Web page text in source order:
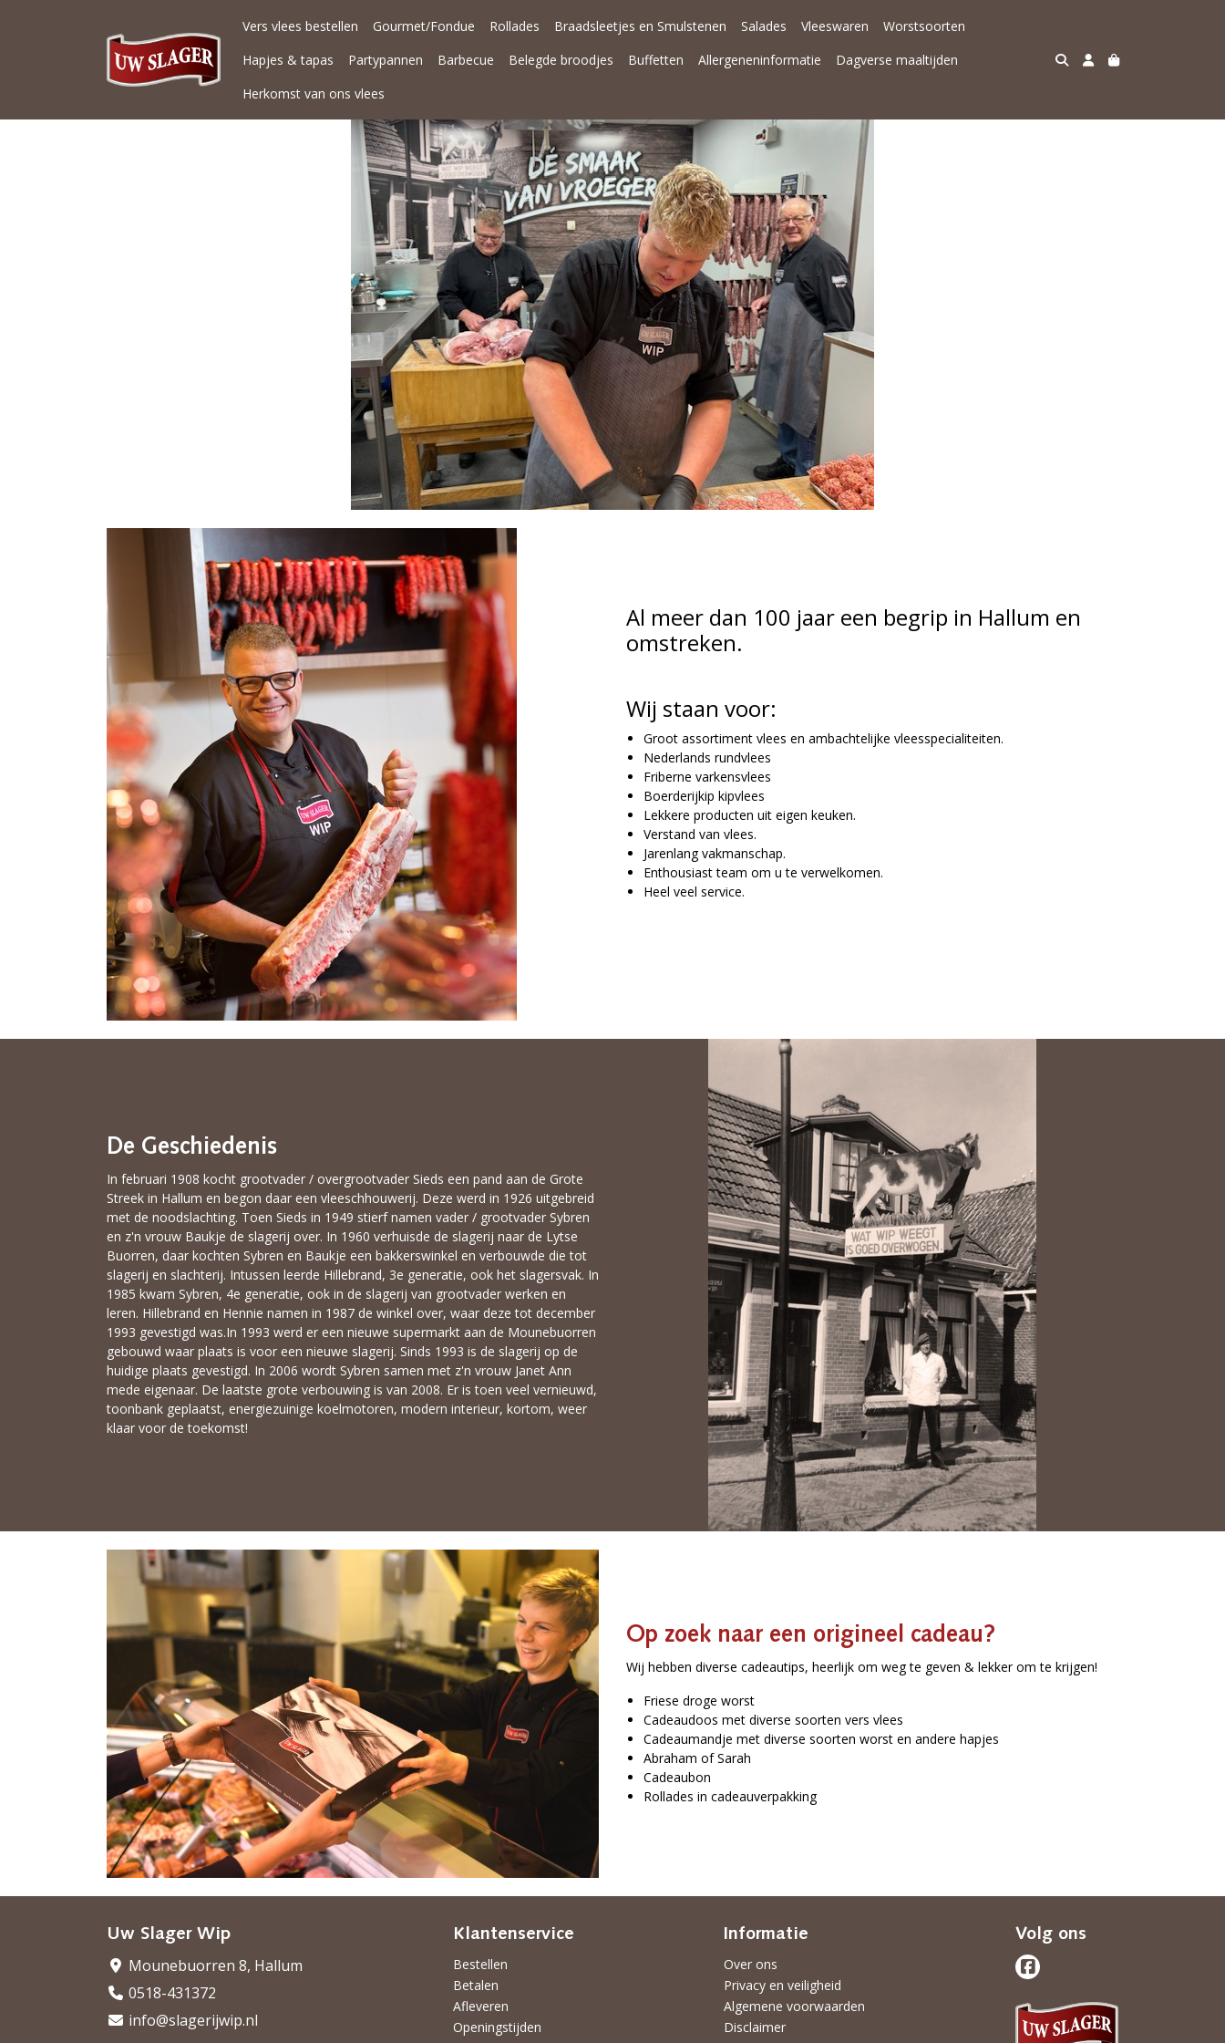
Vers vlees bestellen Gourmet/Fondue Rollades Braadsleetjes en Smulstenen Salades Vleeswaren
Worstsoorten
Hapjes & tapas
Partypannen Barbecue Belegde broodjes Buffetten Allergeneninformatie
Dagverse maaltijden
Herkomst van ons vlees
Al meer dan 100 jaar een begrip in Hallum en
omstreken.
Wij staan voor:
Groot assortiment vlees en ambachtelijke vleesspecialiteiten.
Nederlands rundvlees
Friberne varkensvlees
Boerderijkip kipvlees
Lekkere producten uit eigen keuken.
Verstand van vlees.
Jarenlang vakmanschap.
Enthousiast team om u te verwelkomen.
Heel veel service.
De Geschiedenis
In februari 1908 kocht grootvader / overgrootvader Sieds een pand aan de Grote
Streek in Hallum en begon daar een vleeschhouwerij. Deze werd in 1926 uitgebreid
met de noodslachting. Toen Sieds in 1949 stierf namen vader / grootvader Sybren
en z'n vrouw Baukje de slagerij over. In 1960 verhuisde de slagerij naar de Lytse
Buorren, daar kochten Sybren en Baukje een bakkerswinkel en verbouwde die tot
slagerij en slachterij. Intussen leerde Hillebrand, 3e generatie, ook het slagersvak. In
1985 kwam Sybren, 4e generatie, ook in de slagerij van grootvader werken en
leren. Hillebrand en Hennie namen in 1987 de winkel over, waar deze tot december
1993 gevestigd was.In 1993 werd er een nieuwe supermarkt aan de Mounebuorren
gebouwd waar plaats is voor een nieuwe slagerij. Sinds 1993 is de slagerij op de
huidige plaats gevestigd. In 2006 wordt Sybren samen met z'n vrouw Janet Ann
mede eigenaar. De laatste grote verbouwing is van 2008. Er is toen veel vernieuwd,
toonbank geplaatst, energiezuinige koelmotoren, modern interieur, kortom, weer
klaar voor de toekomst!
Op zoek naar een origineel cadeau?
Wij hebben diverse cadeautips, heerlijk om weg te geven & lekker om te krijgen!
Friese droge worst
Cadeaudoos met diverse soorten vers vlees
Cadeaumandje met diverse soorten worst en andere hapjes
Abraham of Sarah
Cadeaubon
Rollades in cadeauverpakking
Uw Slager Wip
Mounebuorren 8, Hallum
0518-431372
info@slagerijwip.nl
Klantenservice
Bestellen
Betalen
Afleveren
Openingstijden
Informatie
Over ons
Privacy en veiligheid
Algemene voorwaarden
Disclaimer
Volg ons